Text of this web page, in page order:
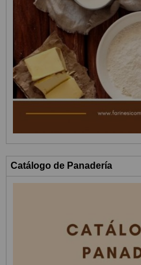
Catálogo de Panadería